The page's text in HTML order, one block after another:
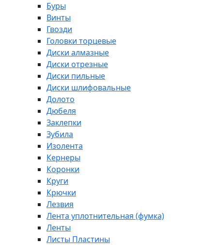
Буры
Винты
Гвозди
Головки торцевые
Диски алмазные
Диски отрезные
Диски пильные
Диски шлифовальные
Долото
Дюбеля
Заклепки
Зубила
Изолента
Кернеры
Коронки
Круги
Крючки
Лезвия
Лента уплотнительная (фумка)
Ленты
Листы Пластины